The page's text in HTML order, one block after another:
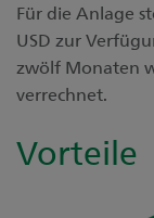
Für die Anlage
USD zur
zwölf Monaten
verrechnet.
Vorteile